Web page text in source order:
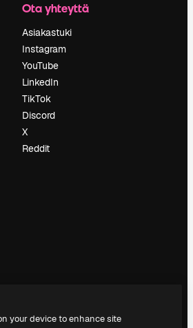
Ota yhteyttä
Asiakastuki
Instagram
YouTube
LinkedIn
TikTok
Discord
X
Reddit
your device to enhance site